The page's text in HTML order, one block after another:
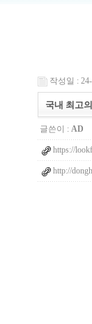
작성일 :
국내 최고
글쓴이 : AD
https://
http://